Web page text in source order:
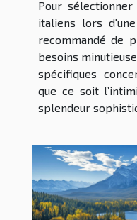
Pour
italiens lors
recommandé de
besoins
spécifiques
que ce soit
splendeur